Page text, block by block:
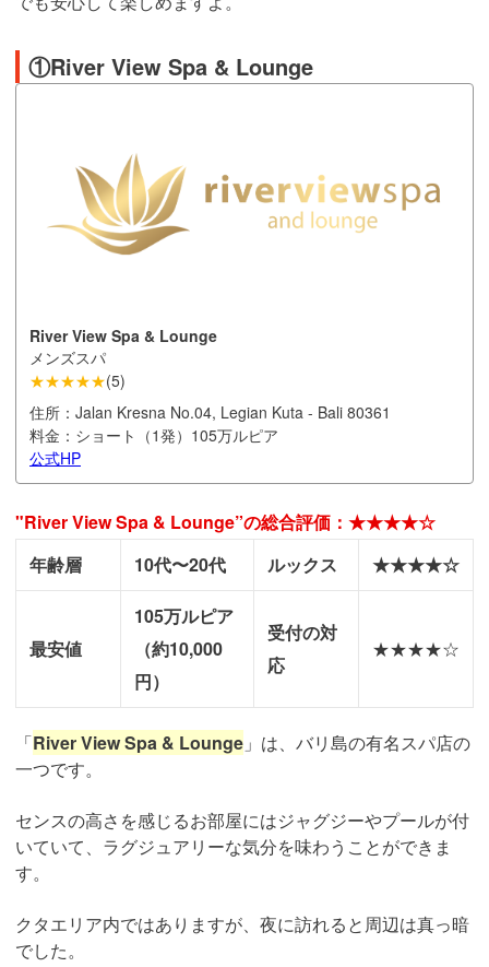
①River View Spa & Lounge
River View Spa & Lounge
メンズスパ
★★★★★(5)
住所： Jalan Kresna No.04, Legian Kuta - Bali 80361
料金： ショート（1発）105万ルピア
公式HP
"River View Spa & Lounge”の総合評価：★★★★☆
年齢層
10代〜20代 ルックス ★★★★☆
最安値
105万ルピア
（約10,000
円）
受付の対
応
★★★★☆
「River View Spa & Lounge 」は、バリ島の有名スパ店の
一つです。
センスの高さを感じるお部屋にはジャグジーやプールが付
いていて、ラグジュアリーな気分を味わうことができま
す。
クタエリア内ではありますが、夜に訪れると周辺は真っ暗
でした。